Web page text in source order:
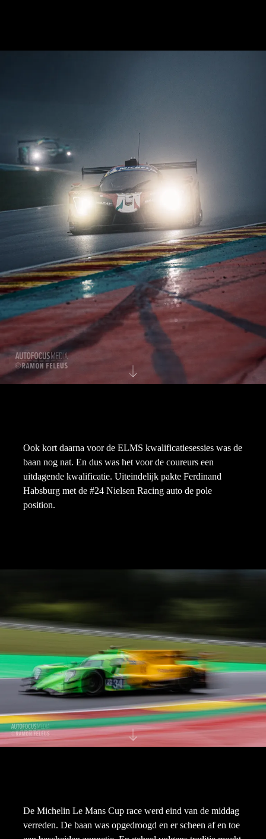
Ook kort daarna voor de ELMS kwalificatiesessies was de
baan nog nat. En dus was het voor de coureurs een
uitdagende kwalificatie. Uiteindelijk pakte Ferdinand
Habsburg met de #24 Nielsen Racing auto de pole
position.
De Michelin Le Mans Cup race werd eind van de middag
verreden. De baan was opgedroogd en er scheen af en toe